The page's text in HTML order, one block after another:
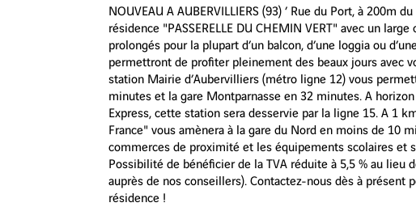
NOUVEAU A AUBERVILLIERS (93) ’ Rue du Port, à 200m
résidence "PASSERELLE DU CHEMIN VERT" avec un
prolongés pour la plupart d’un balcon, d’une loggia ou
permettront de profiter pleinement des beaux jours avec
station Mairie d’Aubervilliers (métro ligne 12) vous
minutes et la gare Montparnasse en 32 minutes. A
Express, cette station sera desservie par la ligne 15. A 1
France" vous amènera à la gare du Nord en moins de 10
commerces de proximité et les équipements scolaires
Possibilité de bénéficier de la TVA réduite à 5,5 % au lieu
auprès de nos conseillers). Contactez-nous dès à présent
résidence !
Voir
les